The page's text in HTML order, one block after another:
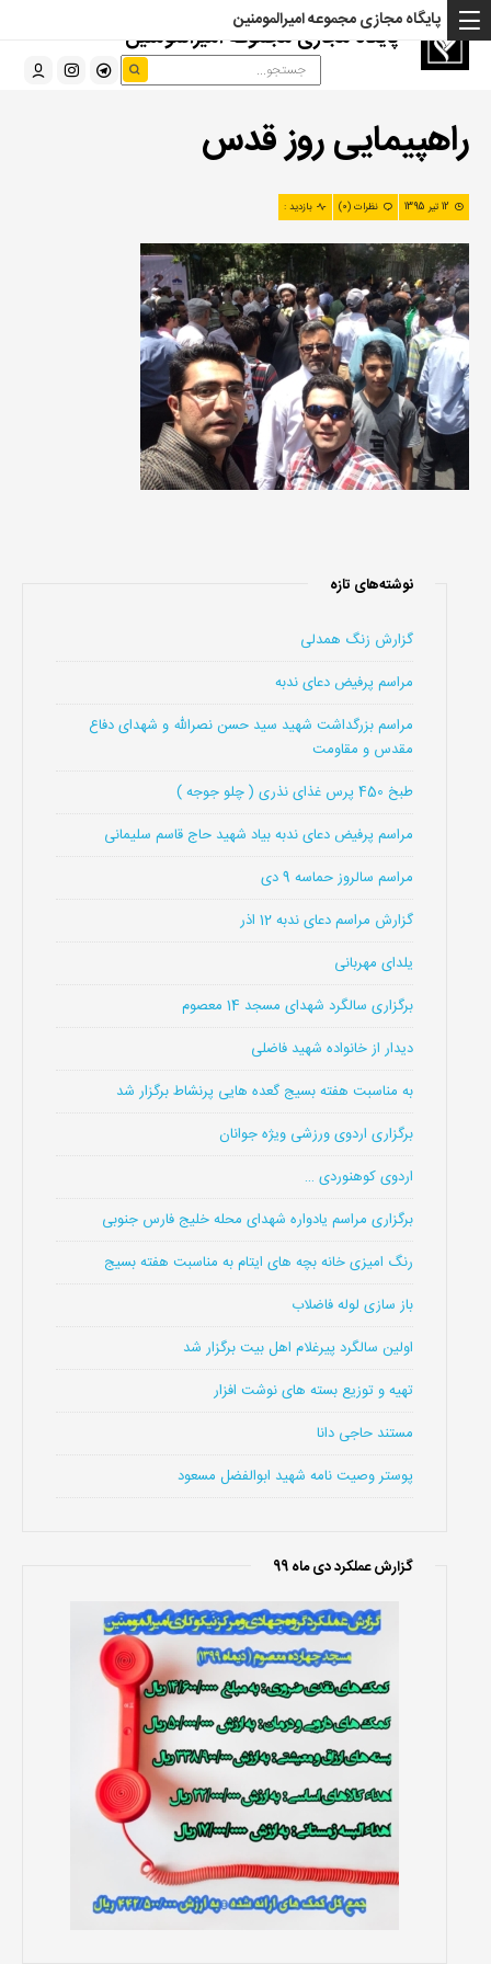
پایگاه مجازی مجموعه امیرالمومنین
پایگاه مجازی مجموعه امیرالمومنین
راهپیمایی روز قدس
12 تیر 1395 نظرات (0) بازدید :
نوشته‌های تازه
گزارش زنگ همدلی
مراسم پرفیض دعای ندبه
مراسم بزرگداشت شهید سید حسن نصرالله و شهدای دفاع
مقدس و مقاومت
طبخ 450 پرس غذای نذری ( چلو جوجه )
مراسم پرفیض دعای ندبه بیاد شهید حاج قاسم سلیمانی
مراسم سالروز حماسه 9 دی
گزارش مراسم دعای ندبه 12 اذر
یلدای مهربانی
برگزاری سالگرد شهدای مسجد 14 معصوم
دیدار از خانواده شهید فاضلی
به مناسبت هفته بسیج گعده هایی پرنشاط برگزار شد
برگزاری اردوی ورزشی ویژه جوانان
اردوی کوهنوردی …
برگزاری مراسم یادواره شهدای محله خلیج فارس جنوبی
رنگ امیزی خانه بچه های ایتام به مناسبت هفته بسیج
باز سازی لوله فاضلاب
اولین سالگرد پیرغلام اهل بیت برگزار شد
تهیه و توزیع بسته های نوشت افزار
مستند حاجی دانا
پوستر وصیت نامه شهید ابوالفضل مسعود
گزارش عملکرد دی ماه 99